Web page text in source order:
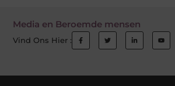
Media en Beroemde mensen
Vind Ons Hier :